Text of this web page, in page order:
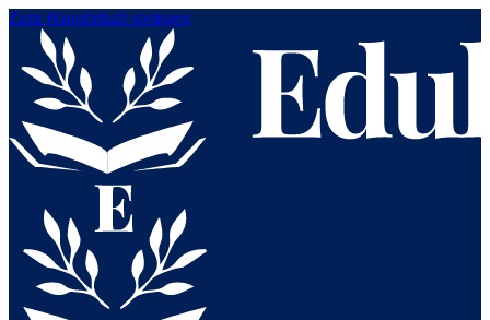
Zum Hauptinhalt springen